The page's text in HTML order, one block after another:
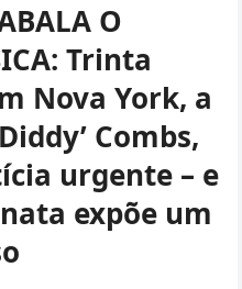
O
Trinta
Nova York, a
Combs,
urgente – e
expõe um